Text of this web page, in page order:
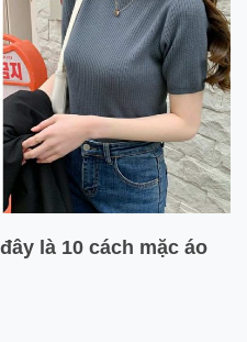
là 10 cách mặc áo